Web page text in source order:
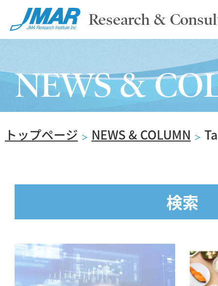
Research &
ABOUT
SERVICE
NEWS & COLUMN
MOVIE
NEWS &
トップページ ＞ NEWS & COLUMN ＞
検索